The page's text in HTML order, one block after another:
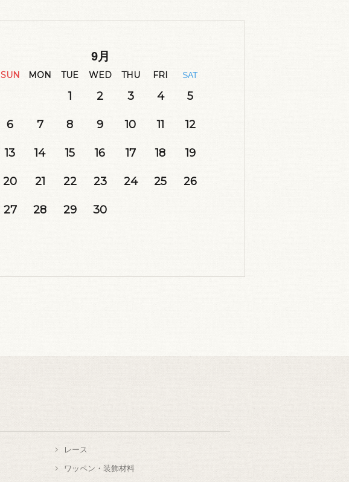
9月
SUN MON TUE WED THU FRI SAT
1 2 3 4 5
6 7 8 9 10 11 12
13 14 15 16 17 18 19
20 21 22 23 24 25 26
27 28 29 30
レース
ワッペン・装飾材料